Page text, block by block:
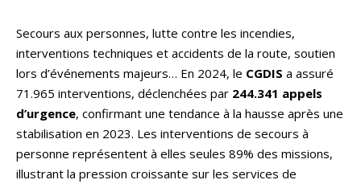
Secours aux personnes, lutte contre les incendies,
interventions techniques et accidents de la route, soutien
lors d’événements majeurs… En 2024, le CGDIS a assuré
71.965 interventions, déclenchées par 244.341 appels
d’urgence, confirmant une tendance à la hausse après une
stabilisation en 2023. Les interventions de secours à
personne représentent à elles seules 89% des missions,
illustrant la pression croissante sur les services de